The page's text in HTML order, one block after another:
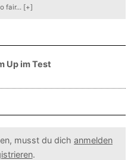
fair... [+]
Up im Test
musst du dich anmelden
.